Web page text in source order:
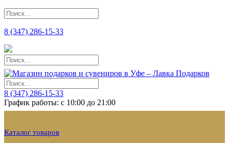
8 (347) 286-15-33
8 (347) 286-15-33
График работы: с 10:00 до 21:00
Каталог товаров